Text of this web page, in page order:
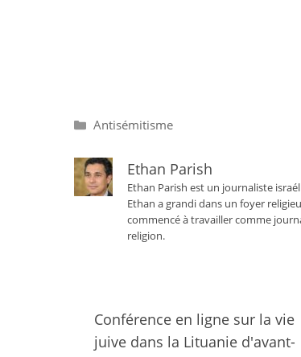
Catégories
Antisémitisme
Ethan Parish
Ethan Parish est un journaliste
Ethan a grandi dans un foyer
commencé à travailler comme
religion.
Conférence en ligne sur la vie
juive dans la Lituanie d'avant-